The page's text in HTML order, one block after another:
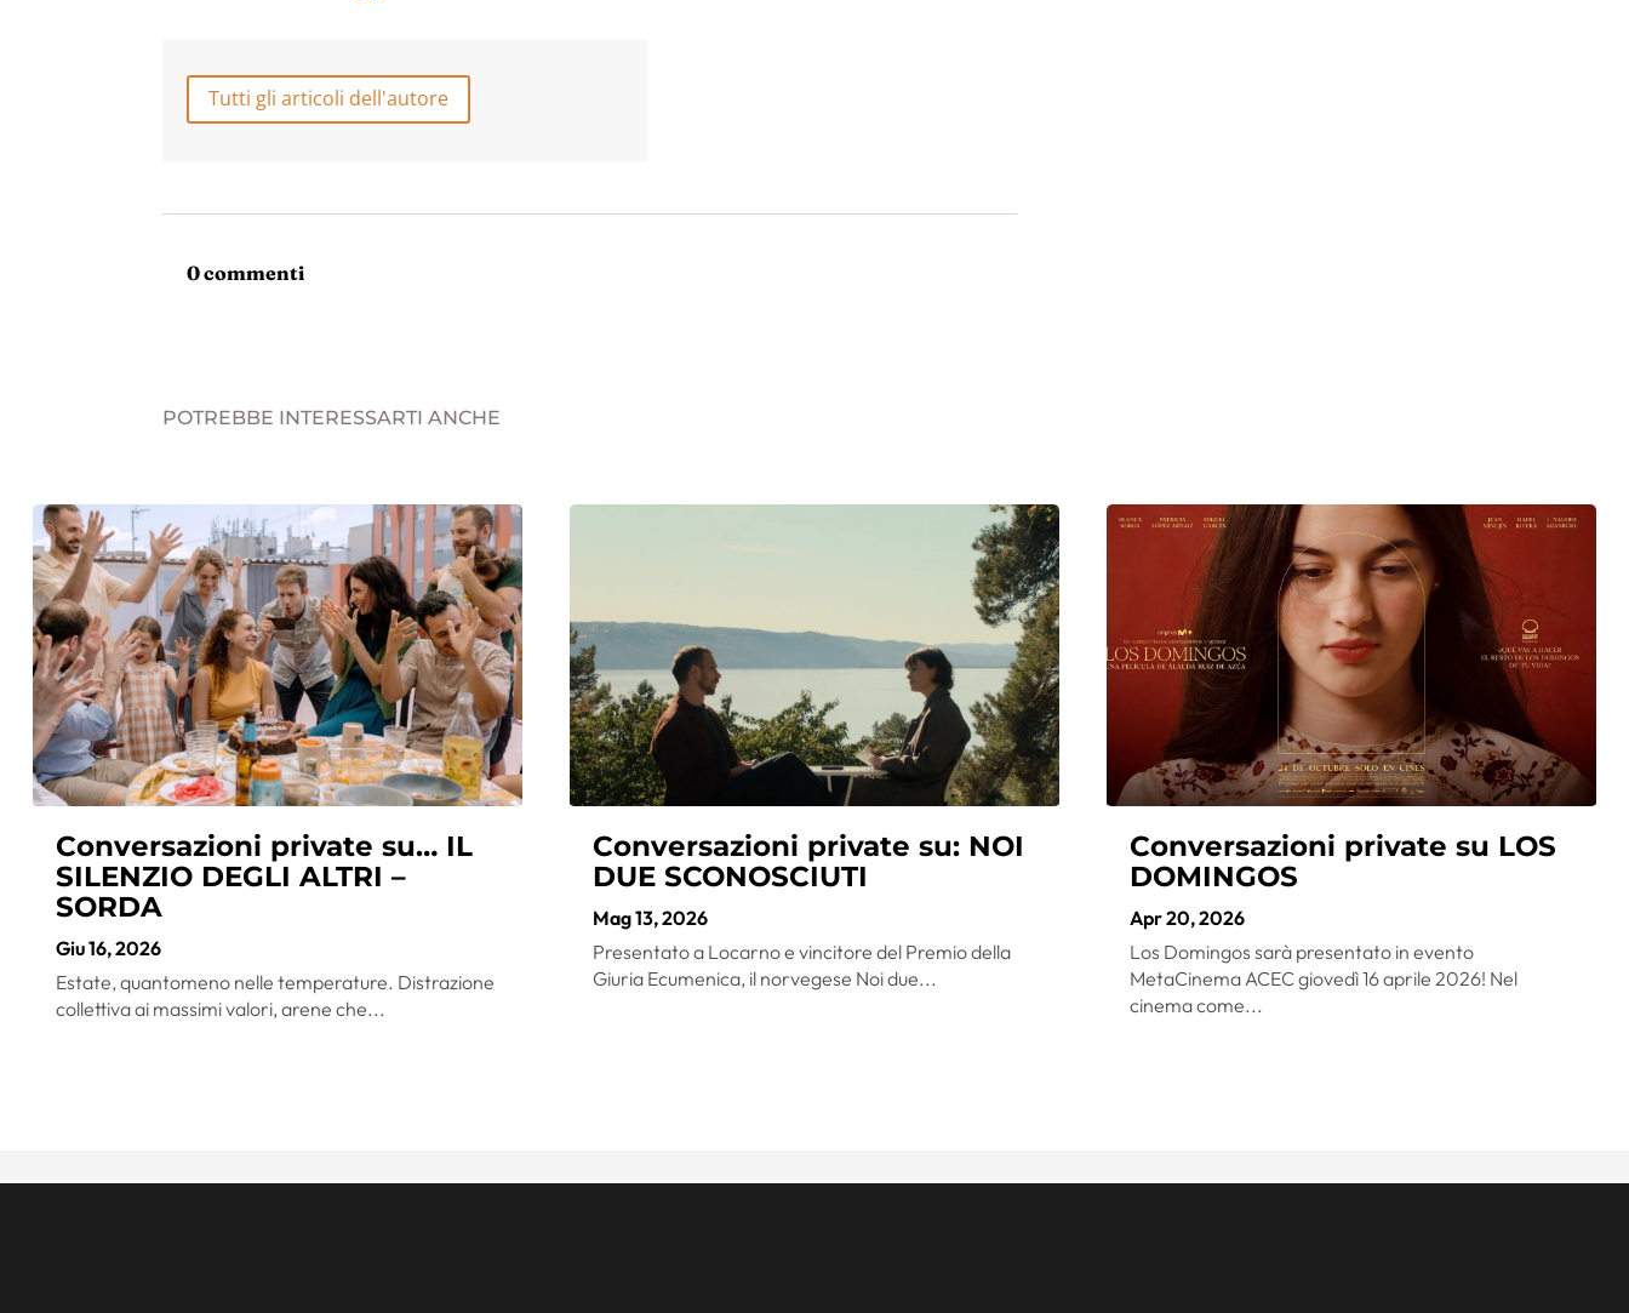
Tutti gli articoli dell'autore
0 commenti
POTREBBE INTERESSARTI ANCHE
Conversazioni private su… IL
SILENZIO DEGLI ALTRI –
SORDA
Giu 16, 2026
Estate, quantomeno nelle temperature. Distrazione
collettiva ai massimi valori, arene che...
Conversazioni private su: NOI
DUE SCONOSCIUTI
Mag 13, 2026
Presentato a Locarno e vincitore del Premio della
Giuria Ecumenica, il norvegese Noi due...
Conversazioni private su LOS
DOMINGOS
Apr 20, 2026
Los Domingos sarà presentato in evento
MetaCinema ACEC giovedì 16 aprile 2026! Nel
cinema come...